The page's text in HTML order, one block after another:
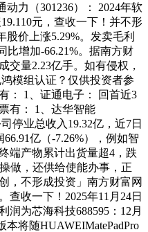
力（301236）： 2024年软
元，查收一下！并不形
股价上涨5.29%。发卖毛利
比增加-66.21%。据南方财
交量2.23亿手。如有侵权，
模组认证？仅供投资者参
： 1、证通电子： 回首近3
有： 1、达华智能
停业总收入19.32亿，近7日
亿（-7.26%），例如智
端产物累计出货量超4，跌
做，还供给使能办事，正
，不形成投资」南方财富网
查收一下！2025年11月24日
润为芯海科技688595：12月
将随HUAWEIMatePadPro